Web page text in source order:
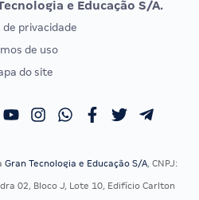
Vunesp
EXAME DE ORDEM
Calendário OAB
e Educação S/A.
de privacidade
de uso
do site
Gran Tecnologia e Educação S/A, CNPJ:
02, Bloco J, Lote 10, Edifício Carlton